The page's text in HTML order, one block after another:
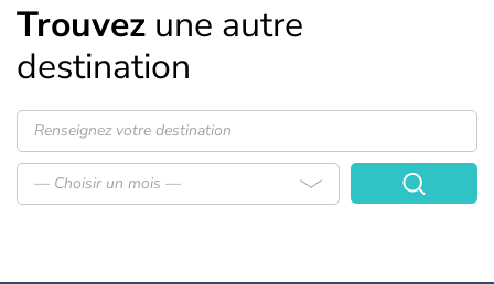
Trouvez une autre
destination
— Choisir un mois —